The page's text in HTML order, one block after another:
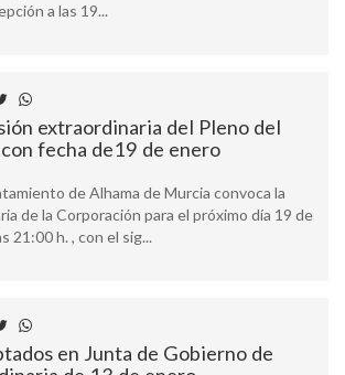
a las 19...
extraordinaria del Pleno del
fecha de19 de enero
de Alhama de Murcia convoca la
de la Corporación para el próximo día 19 de
21:00 h. , con el sig...
en Junta de Gobierno de